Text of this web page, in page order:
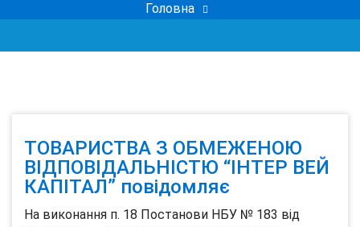
Головна
ТОВАРИСТВА З ОБМЕЖЕНОЮ
ВІДПОВІДАЛЬНІСТЮ “ІНТЕР ВЕЙ
КАПІТАЛ” повідомляє
На виконання п. 18 Постанови НБУ № 183 від